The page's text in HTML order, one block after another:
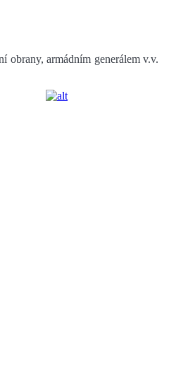
obrany, armádním generálem v.v.